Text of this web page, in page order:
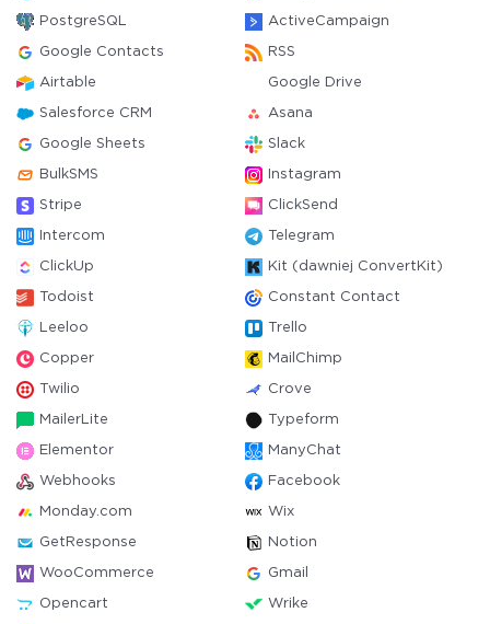
PostgreSQL ActiveCampaign
Google Contacts RSS
Airtable Google Drive
Salesforce CRM Asana
Google Sheets Slack
BulkSMS Instagram
Stripe ClickSend
Intercom Telegram
ClickUp Kit (dawniej ConvertKit)
Todoist Constant Contact
Leeloo Trello
Copper MailChimp
Twilio Crove
MailerLite Typeform
Elementor ManyChat
Webhooks Facebook
Monday.com Wix
GetResponse Notion
WooCommerce Gmail
Opencart Wrike